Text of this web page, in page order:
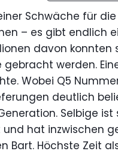
Schwäche für die
– es gibt endlich
davon konnten
gebracht werden.
Wobei Q5 Nummer
deutlich
Selbige ist
hat inzwischen
Bart. Höchste Zeit